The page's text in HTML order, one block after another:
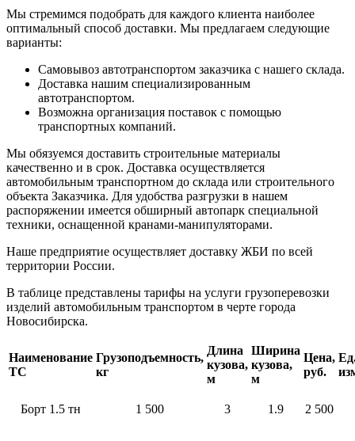
Мы стремимся подобрать для каждого клиента наиболее
оптимальный способ доставки. Мы предлагаем следующие
варианты:
Самовывоз автотранспортом заказчика с нашего склада.
Доставка нашим специализированным
автотранспортом.
Возможна организация поставок с помощью
транспортных компаний.
Мы обязуемся доставить строительные материалы
качественно и в срок. Доставка осуществляется
автомобильным транспортном до склада или строительного
объекта Заказчика. Для удобства разгрузки в нашем
распоряжении имеется обширный автопарк специальной
техники, оснащенной кранами-манипуляторами.
Наше предприятие осуществляет доставку ЖБИ по всей
территории России.
В таблице представлены тарифы на услуги грузоперевозки
изделий автомобильным транспортом в черте города
Новосибирска.
Наименование
ТС
Грузоподъемность,
кг
Длина
кузова,
м
Ширина
кузова,
м
Цена,
руб.
Борт 1.5 тн 1 500 3 1.9 2 500